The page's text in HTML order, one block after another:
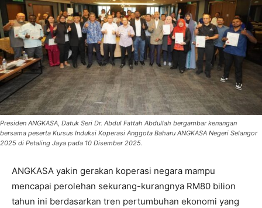
Presiden ANGKASA, Datuk Seri Dr. Abdul Fattah Abdullah bergambar kenangan
bersama peserta Kursus Induksi Koperasi Anggota Baharu ANGKASA Negeri Selangor
2025 di Petaling Jaya pada 10 Disember 2025.
ANGKASA yakin gerakan koperasi negara mampu
mencapai perolehan sekurang-kurangnya RM80 bilion
tahun ini berdasarkan tren pertumbuhan ekonomi yang